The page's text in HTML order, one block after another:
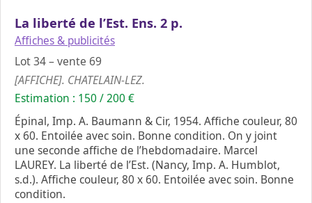
La liberté de l’Est. Ens. 2 p.
Affiches & publicités
Lot 34 – vente 69
[AFFICHE]. CHATELAIN-LEZ.
Estimation : 150 / 200 €
Épinal, Imp. A. Baumann & Cir, 1954. Affiche couleur, 80
x 60. Entoilée avec soin. Bonne condition. On y joint
une seconde affiche de l’hebdomadaire. Marcel
LAUREY. La liberté de l’Est. (Nancy, Imp. A. Humblot,
s.d.). Affiche couleur, 80 x 60. Entoilée avec soin. Bonne
condition.